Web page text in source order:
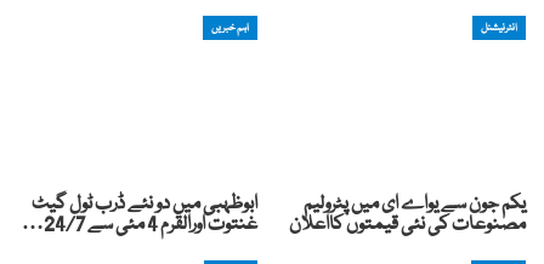
انٹرنیشنل
یکم جون سے یواے ای میں پٹرولیم
مصنوعات کی نئی قیمتوں کااعلان
اہم خبریں
ابوظہبی میں دو نئے ڈرب ٹول گیٹ
غنتوت اورالقرم 4 مئی سے 24/7…